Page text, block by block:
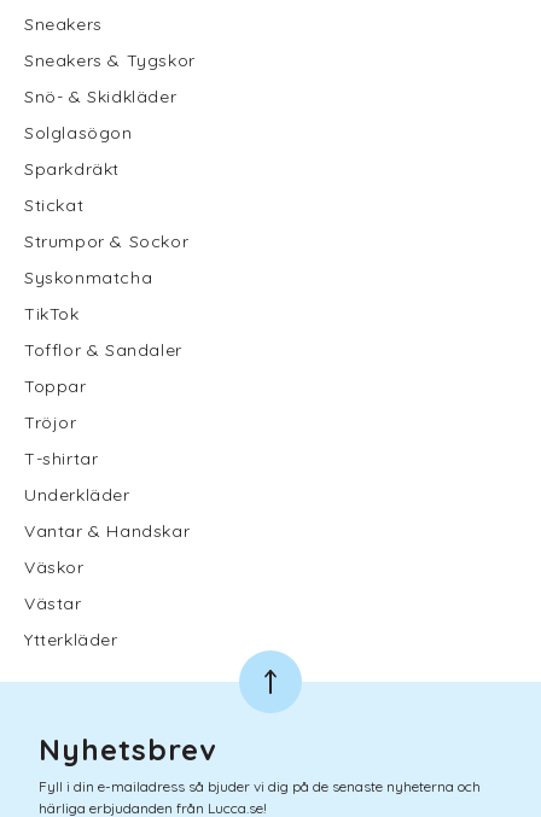
Sneakers
Sneakers & Tygskor
Snö- & Skidkläder
Solglasögon
Sparkdräkt
Stickat
Strumpor & Sockor
Syskonmatcha
TikTok
Tofflor & Sandaler
Toppar
Tröjor
T-shirtar
Underkläder
Vantar & Handskar
Väskor
Västar
Ytterkläder
Nyhetsbrev
Fyll i din e-mailadress så bjuder vi dig på de senaste nyheterna och
härliga erbjudanden från Lucca.se!